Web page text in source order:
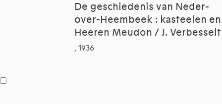
De geschiedenis van Neder-
over-Heembeek : kasteelen en
Heeren Meudon / J. Verbesselt
, 1936